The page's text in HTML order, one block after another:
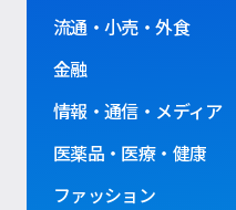
流通・小売・外食
金融
情報・通信・メディア
医薬品・医療・健康
ファッション